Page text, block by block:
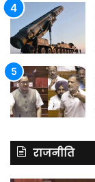
राजनीति